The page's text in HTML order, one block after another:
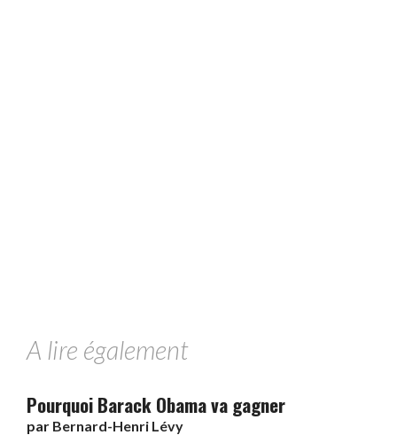
A lire également
Pourquoi Barack Obama va gagner
par Bernard-Henri Lévy